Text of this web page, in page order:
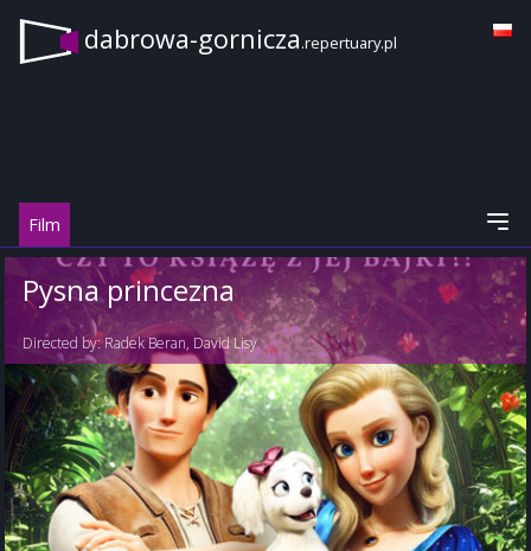
dabrowa-gornicza.repertuary.pl
Film
Pysna princezna
Directed by:Radek Beran, David Lisy